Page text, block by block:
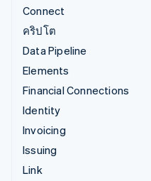
Connect
คริปโต
Data Pipeline
Elements
Financial Connections
Identity
Invoicing
Issuing
Link